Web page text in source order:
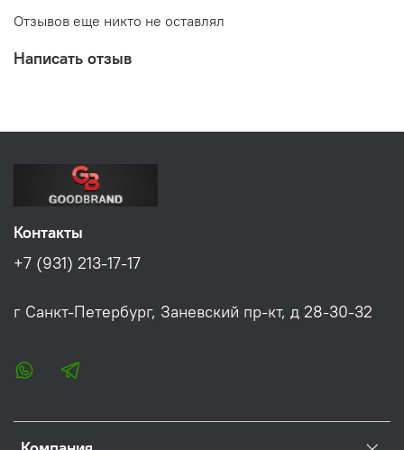
Отзывов еще никто не оставлял
Написать отзыв
Контакты
+7 (931) 213-17-17
г Санкт-Петербург, Заневский пр-кт, д 28-30-32